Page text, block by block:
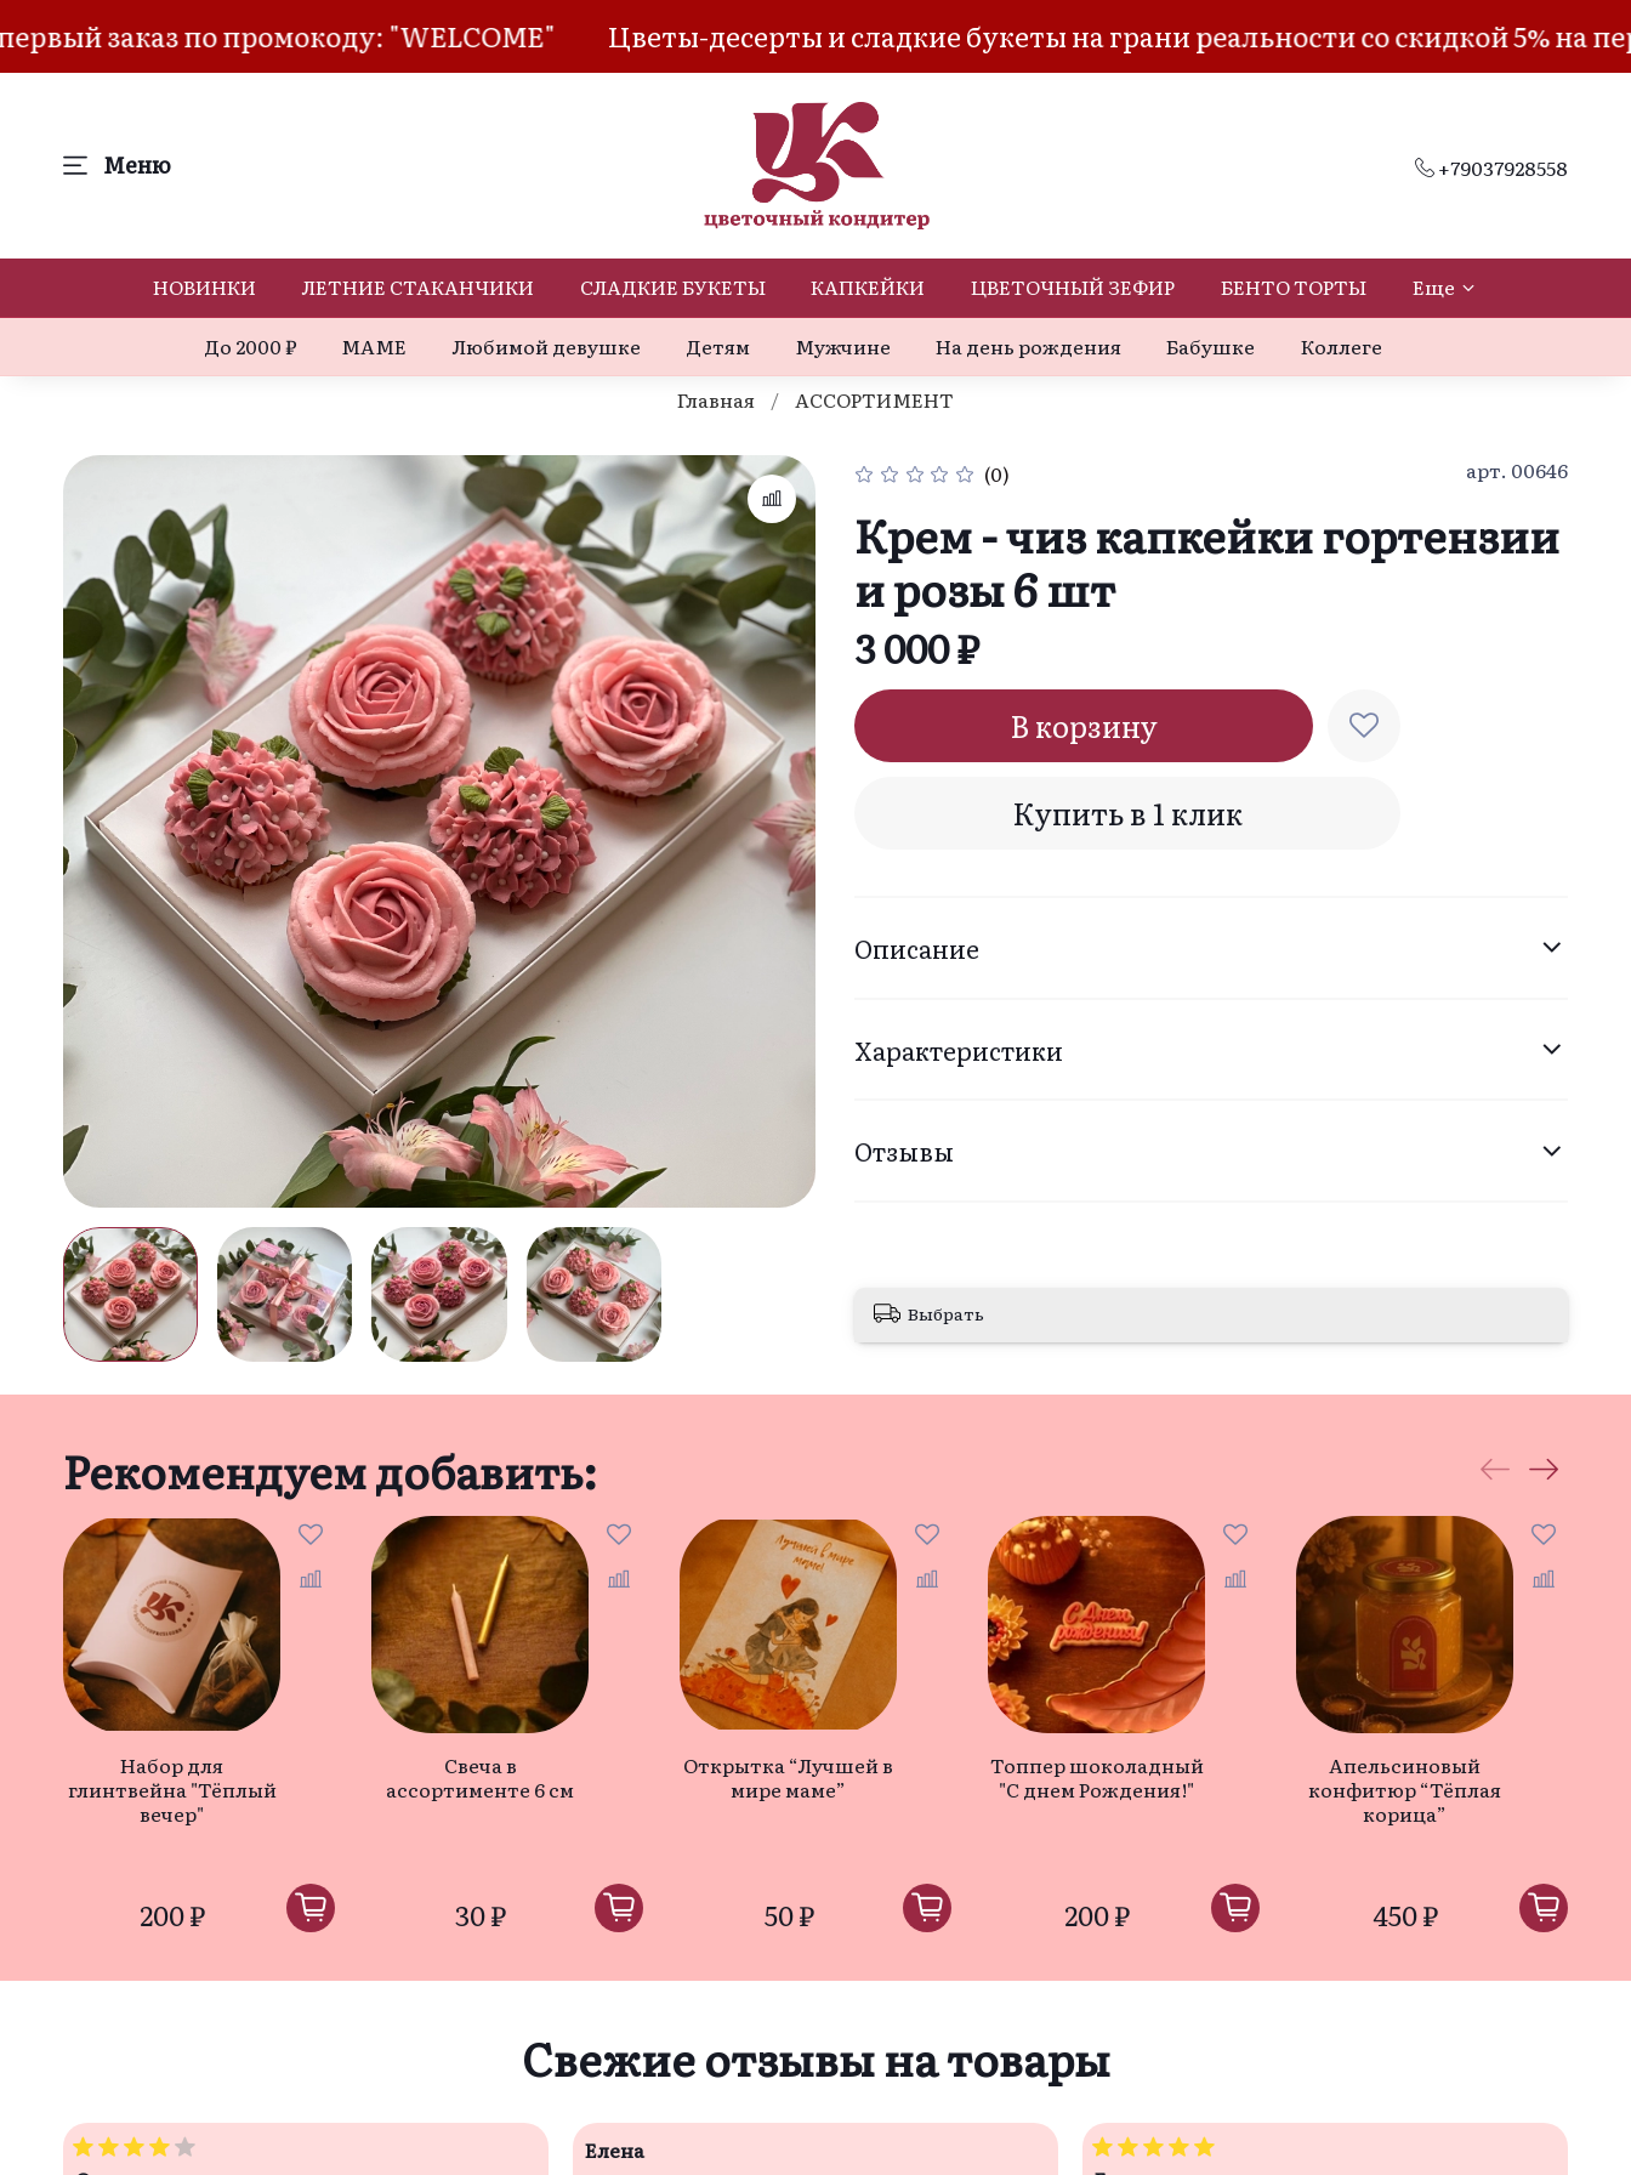
по промокоду: "WELCOME" Цветы-десерты и сладкие букеты на грани реальности со скидкой 5% на первый
Меню +79037928558
НОВИНКИ ЛЕТНИЕ СТАКАНЧИКИ СЛАДКИЕ БУКЕТЫ КАПКЕЙКИ ЦВЕТОЧНЫЙ ЗЕФИР БЕНТО ТОРТЫ Еще
До 2000 ₽ МАМЕ Любимой девушке Детям Мужчине На день рождения Бабушке
Коллеге
Главная
АССОРТИМЕНТ
(0) арт. 00646
Крем - чиз капкейки гортензии
и розы 6 шт
3 000 ₽
В корзину
Купить в 1 клик
Описание
Характеристики
Отзывы
Выбрать
Рекомендуем добавить:
Набор для
глинтвейна "Тёплый
вечер"
200 ₽
Свеча в
ассортименте 6 см
30 ₽
Открытка “Лучшей в
мире маме”
50 ₽
Топпер шоколадный
"С днем Рождения!"
200 ₽
Апельсиновый
конфитюр “Тёплая
корица”
450 ₽
Свежие отзывы на товары
Елена